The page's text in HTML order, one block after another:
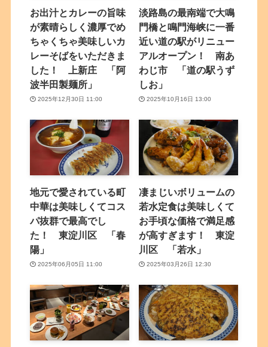
お出汁とカレーの旨味
が素晴らしく濃厚でめ
ちゃくちゃ美味しいカ
レーそばをいただきま
した！ 上新庄 「阿
波半田製麺所」
2025年12月30日 11:00
淡路島の最南端で大鳴
門橋と鳴門海峡に一番
近い道の駅がリニュー
アルオープン！ 南あ
わじ市 「道の駅うず
しお」
2025年10月16日 13:00
地元で愛されている町
中華は美味しくてコス
パ抜群で最高でし
た！ 東淀川区 「春
陽」
2025年06月05日 11:00
凄まじいボリュームの
若水定食は美味しくて
お手頃な価格で満足感
が高すぎます！ 東淀
川区 「若水」
2025年03月26日 12:30